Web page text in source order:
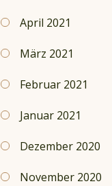
April 2021
März 2021
Februar 2021
Januar 2021
Dezember 2020
November 2020